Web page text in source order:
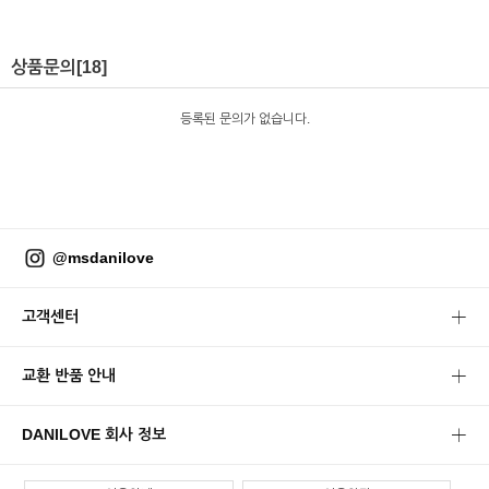
상품문의 [18]
등록된 문의가 없습니다.
@msdanilove
고객센터
교환 반품 안내
DANILOVE 회사 정보